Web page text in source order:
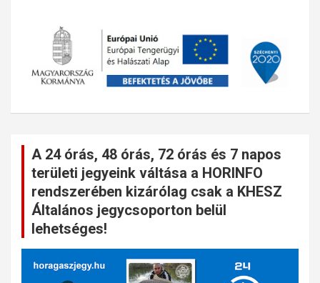
A 24 órás, 48 órás, 72 órás és 7 napos
területi jegyeink váltása a HORINFO
rendszerében kizárólag csak a KHESZ
Általános jegycsoporton belül
lehetséges!